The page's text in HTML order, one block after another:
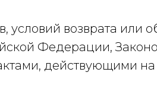
условий возврата или
Федерации,
действующими